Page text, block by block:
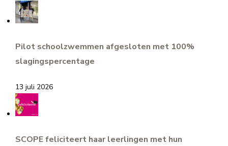
Pilot schoolzwemmen afgesloten met 100%
slagingspercentage
13 juli 2026
SCOPE feliciteert haar leerlingen met hun